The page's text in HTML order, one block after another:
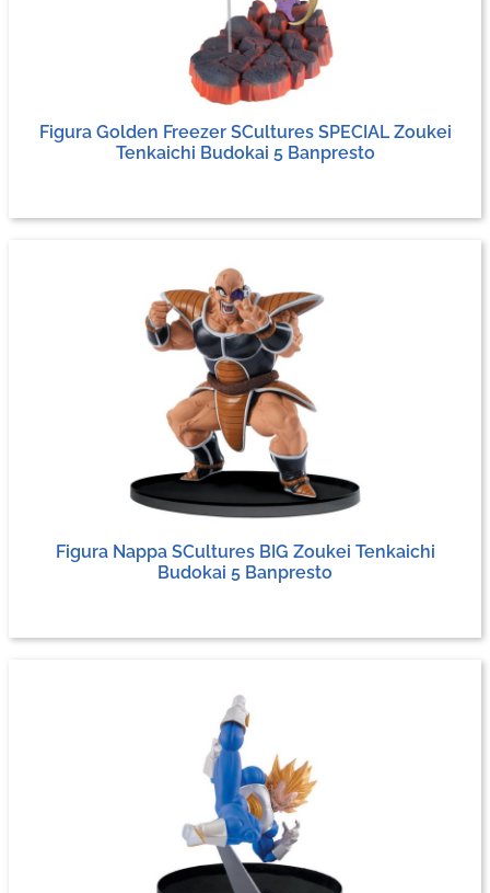
Figura Golden Freezer SCultures SPECIAL Zoukei
Tenkaichi Budokai 5 Banpresto
Figura Nappa SCultures BIG Zoukei Tenkaichi
Budokai 5 Banpresto